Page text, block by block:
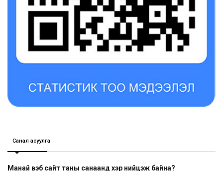
Санал асуулга
Манай вэб сайт таны санаанд хэр нийцэж байна?